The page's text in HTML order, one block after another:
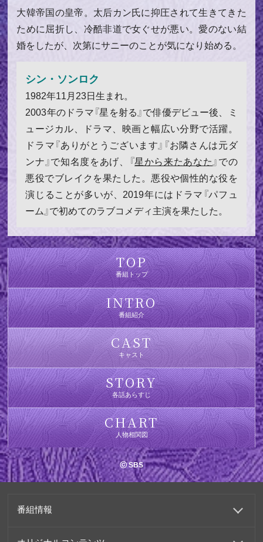
大韓帝国の皇帝。太后カン氏に抑圧されて生きてきた
ために屈折し、冷酷非道で女ぐせが悪い。愛のない結
婚をしたが、次第にサニーのことが気になり始める。
シン・ソンロク
1982年11月23日生まれ。
2003年のドラマ『星を射る』で俳優デビュー後、ミ
ュージカル、ドラマ、映画と幅広い分野で活躍。
ドラマ『ありがとうございます』『お隣さんは元ダ
ンナ』で知名度をあげ、『星から来たあなた』での
悪役でブレイクを果たした。悪役や個性的な役を
演じることが多いが、2019年にはドラマ『パフュ
ーム』で初めてのラブコメディ主演を果たした。
TOP
番組トップ
INTRO
番組紹介
CAST
キャスト
STORY
各話あらすじ
CHART
人物相関図
ⓒ SBS
番組情報